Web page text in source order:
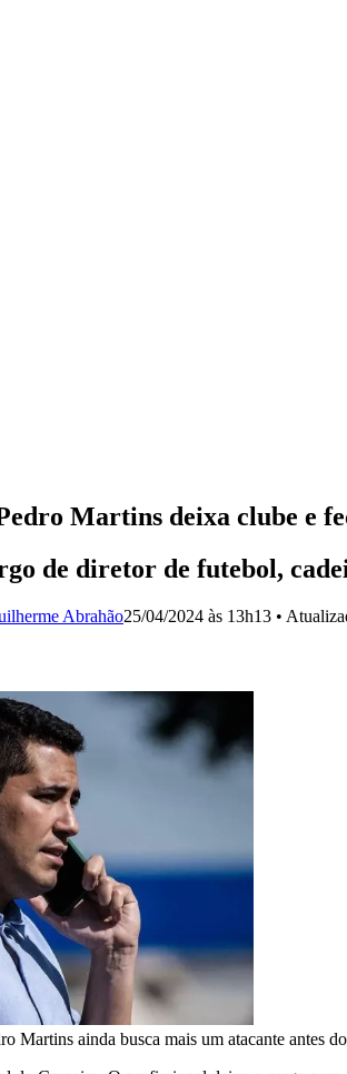
Martins deixa clube e
de diretor de futebol,
Abrahão25/04/2024 às 13h13 •
Martins ainda busca mais um atacante antes